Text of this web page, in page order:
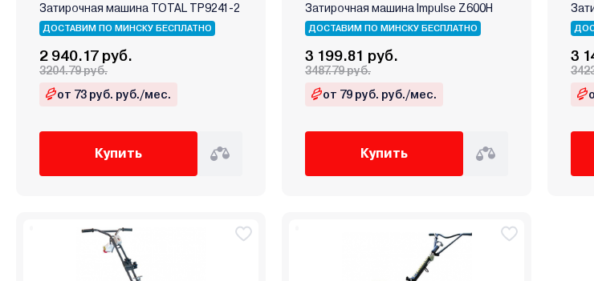
Затирочная машина TOTAL TP9241-2
ДОСТАВИМ ПО МИНСКУ БЕСПЛАТНО
2 940.17 руб.
3204.79 руб.
от 73 руб. руб./мес.
Купить
Затирочная машина Impulse Z600H
ДОСТАВИМ ПО МИНСКУ БЕСПЛАТНО
3 199.81 руб.
3487.79 руб.
от 79 руб. руб./мес.
Купить
3